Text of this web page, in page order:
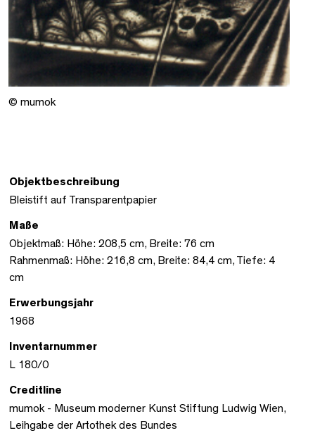
© mumok
Objektbeschreibung
Bleistift auf Transparentpapier
Maße
Objektmaß: Höhe: 208,5 cm, Breite: 76 cm
Rahmenmaß: Höhe: 216,8 cm, Breite: 84,4 cm, Tiefe: 4
cm
Erwerbungsjahr
1968
Inventarnummer
L 180/0
Creditline
mumok - Museum moderner Kunst Stiftung Ludwig Wien,
Leihgabe der Artothek des Bundes